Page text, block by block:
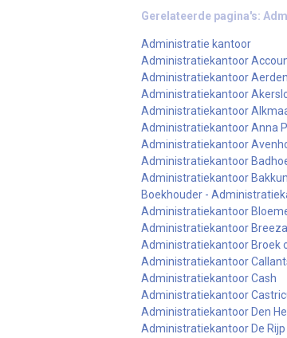
Gerelateerde pagina's:
Administratie kantoor
Administratiekantoor
Administratiekantoor
Administratiekantoor
Administratiekantoor
Administratiekantoor Anna
Administratiekantoor
Administratiekantoor
Administratiekantoor
Boekhouder -
Administratiekantoor
Administratiekantoor
Administratiekantoor Broek
Administratiekantoor
Administratiekantoor Cash
Administratiekantoor
Administratiekantoor Den
Administratiekantoor De Rijp